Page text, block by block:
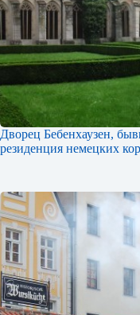
Дворец Бебенхаузен,
резиденция немецких